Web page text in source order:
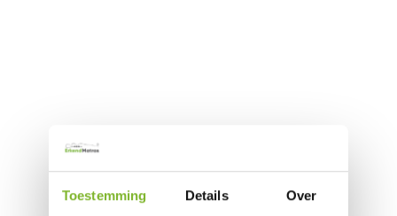
Toestemming Details Over